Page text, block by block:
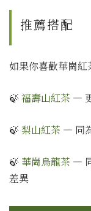
推薦搭配
如果你喜歡華崗紅
🍃 福壽山紅茶 —
🍃 梨山紅茶 — 同
🍃 華崗烏龍茶 —
差異